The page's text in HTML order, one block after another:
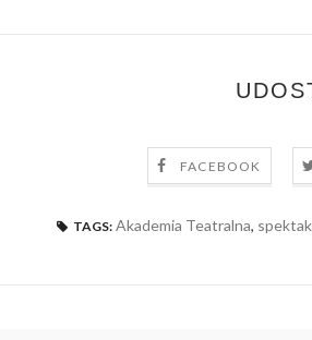
FACEBOOK
TAGS: Akademia Teatralna,